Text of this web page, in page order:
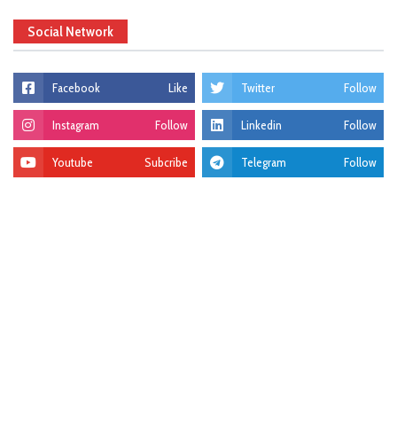
Social Network
Facebook Like Twitter Follow
Instagram Follow Linkedin Follow
Youtube Subcribe Telegram Follow